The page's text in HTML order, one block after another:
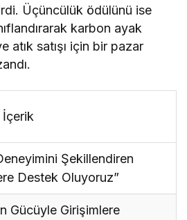
Üçüncülük ödülünü ise
karbon ayak
atık satışı için bir pazar
Şekillendiren
Destek Oluyoruz”
Gücüyle Girişimlere